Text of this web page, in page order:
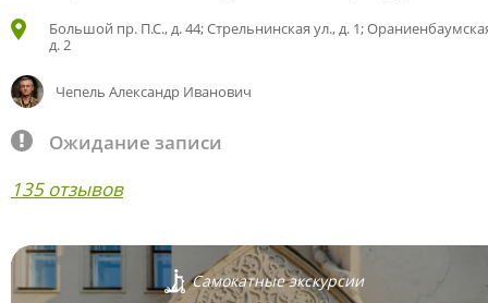
Большой пр. П.С., д. 44; Стрельнинская ул., д. 1;
д. 2
Чепель Александр Иванович
Ожидание записи
135 отзывов
Самокатные экскурсии